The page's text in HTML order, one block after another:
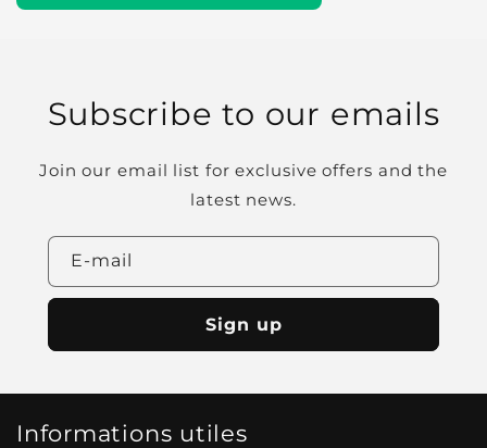
Subscribe to our emails
Join our email list for exclusive offers and the
latest news.
E-mail
Sign up
Informations utiles